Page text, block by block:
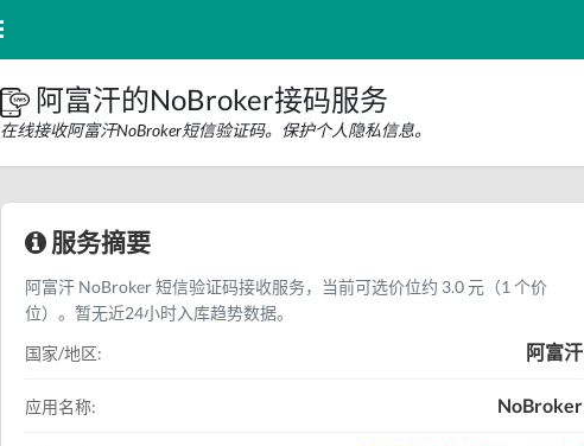
阿富汗的NoBroker接码服务
在线接收阿富汗NoBroker短信验证码。保护个人隐私信息。
服务摘要
阿富汗 NoBroker 短信验证码接收服务，当前可选价位约 3.0 元（1 个价
位）。暂无近24小时入库趋势数据。
国家/地区:
阿富汗
应用名称: NoBroker